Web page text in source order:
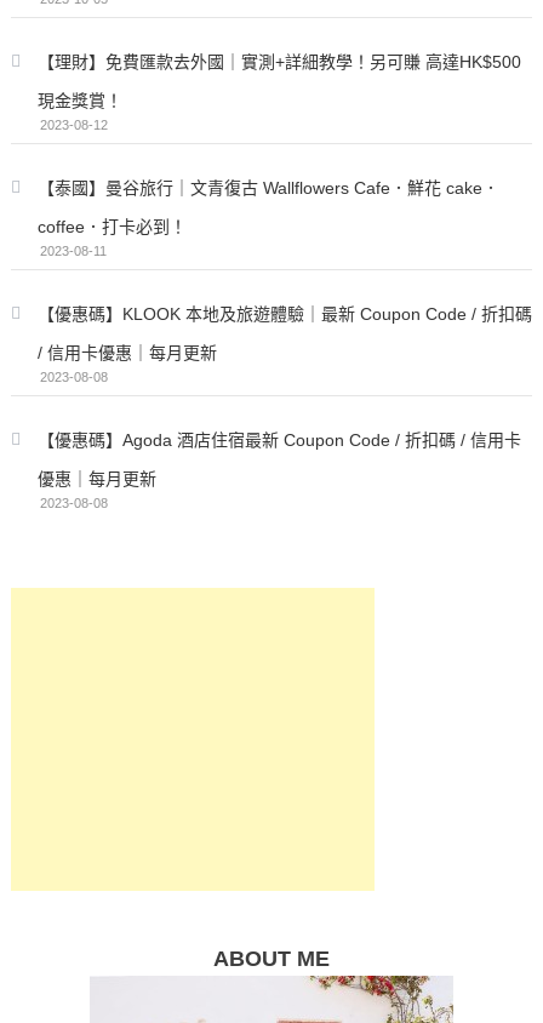
【理財】免費匯款去外國｜實測+詳細教學！另可賺 高達HK$500
現金獎賞！
2023-08-12
【泰國】曼谷旅行｜文青復古 Wallflowers Cafe．鮮花 cake．
coffee．打卡必到！
2023-08-11
【優惠碼】KLOOK 本地及旅遊體驗｜最新 Coupon Code / 折扣碼
/ 信用卡優惠｜每月更新
2023-08-08
【優惠碼】Agoda 酒店住宿最新 Coupon Code / 折扣碼 / 信用卡
優惠｜每月更新
2023-08-08
ABOUT ME